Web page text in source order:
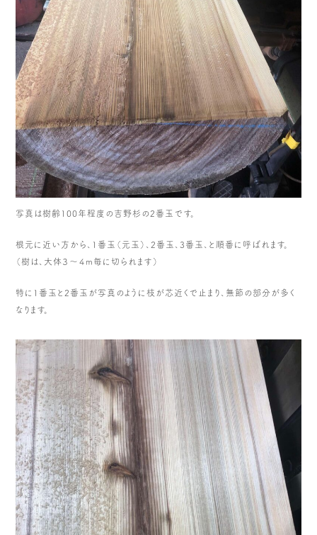
写真は樹齢100年程度の吉野杉の2番玉です。
根元に近い方から、1番玉（元玉）、2番玉、3番玉、と順番に呼ばれます。
（樹は、大体３〜４m毎に切られます）
特に1番玉と2番玉が写真のように枝が芯近くで止まり、無節の部分が多く
なります。